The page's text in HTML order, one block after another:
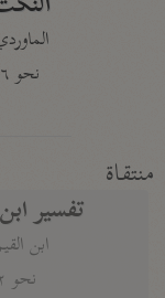
الماوردي
نحو ٦ مجلدات
منتقاة
تفسير
ابن القيم
نحو ١٢ مجلدًا